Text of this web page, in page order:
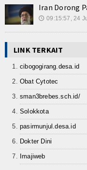
Hubungi Kami
Iran Dorong
🕔 09:15:57, 24
LINK TERKAIT
cibogogirang.desa.id
Obat Cytotec
sman3brebes.sch.id/
Solokkota
pasirmunjul.desa.id
Dokter Dini
Imajiweb